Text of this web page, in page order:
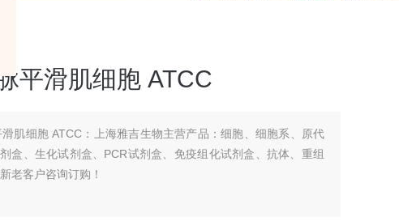
平滑肌细胞 ATCC
肌细胞 ATCC：上海雅吉生物主营产品：细胞、细胞系、原代
盒、生化试剂盒、PCR试剂盒、免疫组化试剂盒、抗体、重组
老客户咨询订购！